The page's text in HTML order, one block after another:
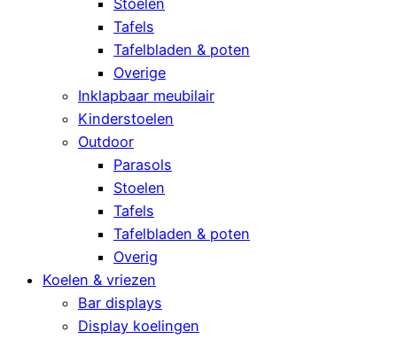
Stoelen
Tafels
Tafelbladen & poten
Overige
Inklapbaar meubilair
Kinderstoelen
Outdoor
Parasols
Stoelen
Tafels
Tafelbladen & poten
Overig
Koelen & vriezen
Bar displays
Display koelingen